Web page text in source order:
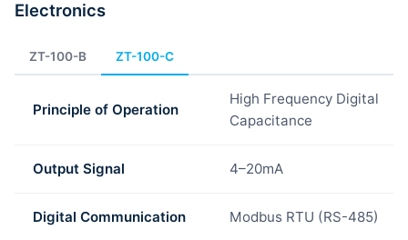
Electronics
ZT-100-B ZT-100-C
Principle of Operation
High Frequency Digital
Capacitance
Output Signal 4–20mA
Digital Communication Modbus RTU (RS-485)